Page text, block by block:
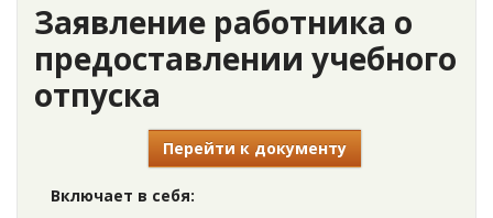
Заявление работника о
предоставлении учебного
отпуска
Перейти к документу
Включает в себя: